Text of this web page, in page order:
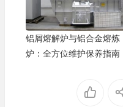
铝屑熔解炉与铝合金熔炼
炉：全方位维护保养指南